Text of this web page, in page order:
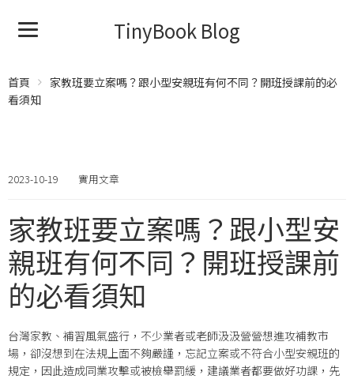
TinyBook Blog
首頁
家教班要立案嗎？跟小型安親班有何不同？開班授課前的必
看須知
2023-10-19 實用文章
家教班要立案嗎？跟小型安
親班有何不同？開班授課前
的必看須知
台灣家教、補習風氣盛行，不少業者或老師汲汲營營想進攻補教市
場，卻沒想到在法規上面不夠嚴謹，忘記立案或不符合小型安親班的
規定，因此造成同業攻擊或被檢舉罰緩，建議業者都要做好功課，先